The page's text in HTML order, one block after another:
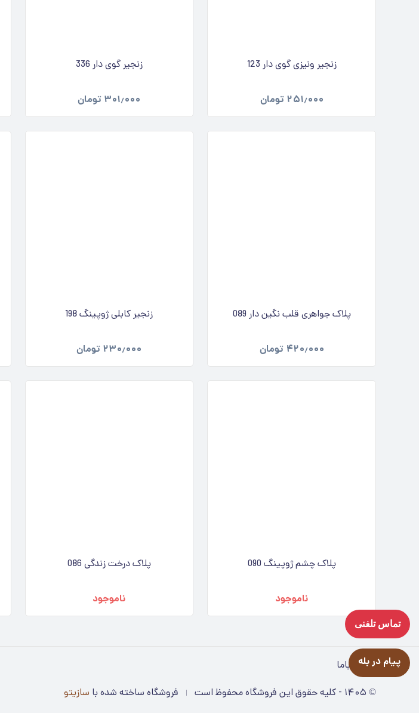
زنجیر ونیزی گوی دار 123
۲۵۱٫۰۰۰ تومان
زنجیر گوی دار 336
۳۰۱٫۰۰۰ تومان
پلاک جواهری قلب نگین دار 089
۴۲۰٫۰۰۰ تومان
زنجیر کابلی ژوپینگ 198
۲۳۰٫۰۰۰ تومان
پلاک چشم ژوپینگ 090
ناموجود
پلاک درخت زندگی 086
ناموجود
تماس باما
© ۱۴۰۵ - کلیه حقوق این فروشگاه محفوظ است فروشگاه ساخته شده با سازیتو
تماس تلفنی
پیام در بله